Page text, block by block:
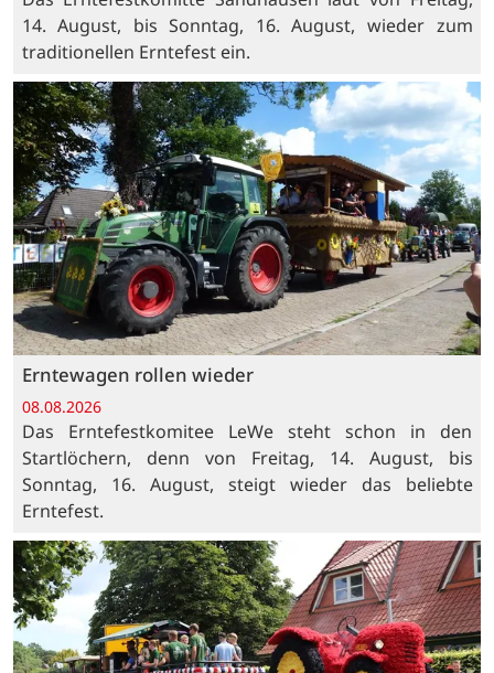
14. August, bis Sonntag, 16. August, wieder zum
traditionellen Erntefest ein.
Erntewagen rollen wieder
08.08.2026
Das Erntefestkomitee LeWe steht schon in den
Startlöchern, denn von Freitag, 14. August, bis
Sonntag, 16. August, steigt wieder das beliebte
Erntefest.